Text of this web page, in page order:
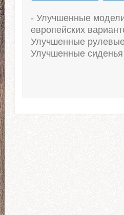
- Улучшенные
европейских
Улучшенные
Улучшенные сиденья